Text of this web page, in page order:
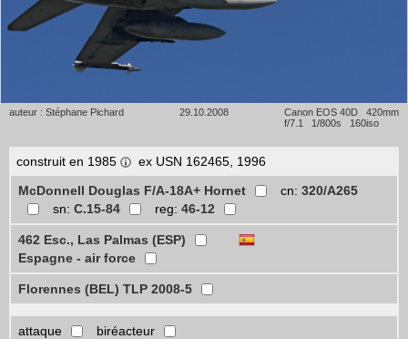
auteur : Stéphane Pichard 29.10.2008
Canon EOS 40D 420mm
f/7.1 1/800s 160iso
construit en 1985
ex USN 162465, 1996
McDonnell Douglas F/A-18A+ Hornet
cn: 320/A265
sn: C.15-84 reg: 46-12
462 Esc., Las Palmas (ESP)
Espagne - air force
Florennes (BEL) TLP 2008-5
attaque biréacteur